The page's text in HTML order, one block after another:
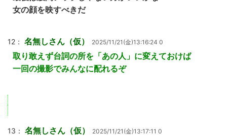
女の顔を映すべきだ
12： 名無しさん（仮） 2025/11/21(金)13:16:24 0
取り敢えず台詞の所を「あの人」に変えておけば
一回の撮影でみんなに配れるぞ
13： 名無しさん（仮） 2025/11/21(金)13:17:11 0